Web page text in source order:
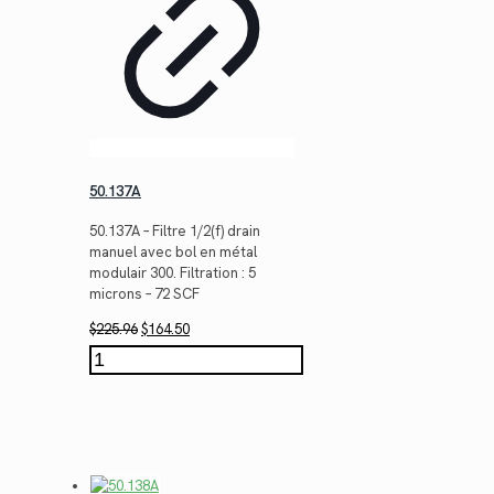
50.137A
50.137A – Filtre 1/2(f) drain
manuel avec bol en métal
modulair 300. Filtration : 5
microns – 72 SCF
$225.96Le
prix
initial
$164.50Le
prix
actuel
quantité
de